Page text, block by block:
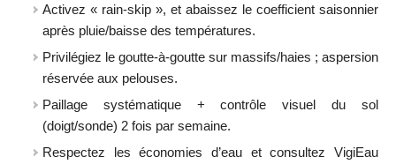
Activez « rain-skip », et abaissez le coefficient saisonnier
après pluie/baisse des températures.
Privilégiez le goutte-à-goutte sur massifs/haies ; aspersion
réservée aux pelouses.
Paillage systématique + contrôle visuel du sol
(doigt/sonde) 2 fois par semaine.
Respectez les économies d’eau et consultez VigiEau